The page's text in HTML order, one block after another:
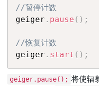
//暂停计数
geiger . pause ( ) ;
//恢复计数
geiger . start ( ) ;
geiger.pause(); 将使辐